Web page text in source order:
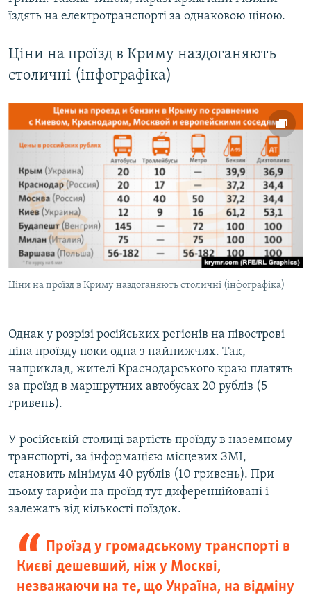
їздять на електротранспорті за однаковою ціною.
Ціни на проїзд в Криму наздоганяють
столичні (інфографіка)
Ціни на проїзд в Криму наздоганяють столичні (інфографіка)
Однак у розрізі російських регіонів на півострові
ціна проїзду поки одна з найнижчих. Так,
наприклад, жителі Краснодарського краю платять
за проїзд в маршрутних автобусах 20 рублів (5
гривень).
У російській столиці вартість проїзду в наземному
транспорті, за інформацією місцевих ЗМІ,
становить мінімум 40 рублів (10 гривень). При
цьому тарифи на проїзд тут диференційовані і
залежать від кількості поїздок.
Проїзд у громадському транспорті в
Києві дешевший, ніж у Москві,
незважаючи на те, що Україна, на відміну